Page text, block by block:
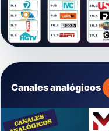
Canales analógicos